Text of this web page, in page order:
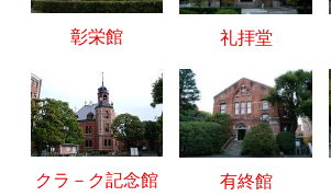
彰栄館 礼拝堂
クラ－ク記念館 有終館